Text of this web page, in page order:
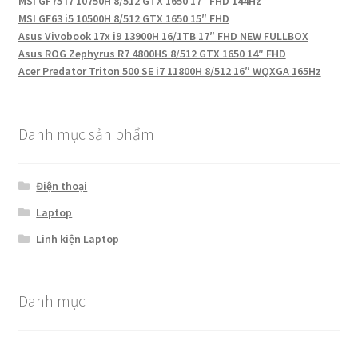
MSI GF63 i5 10500H 8/512 GTX 1650 15″ FHD
Asus Vivobook 17x i9 13900H 16/1TB 17″ FHD NEW FULLBOX
Asus ROG Zephyrus R7 4800HS 8/512 GTX 1650 14″ FHD
Acer Predator Triton 500 SE i7 11800H 8/512 16″ WQXGA 165Hz
Danh mục sản phẩm
Điện thoại
Laptop
Linh kiện Laptop
Danh mục